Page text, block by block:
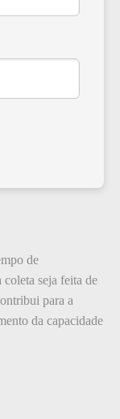
de
seja feita de
para a
da capacidade